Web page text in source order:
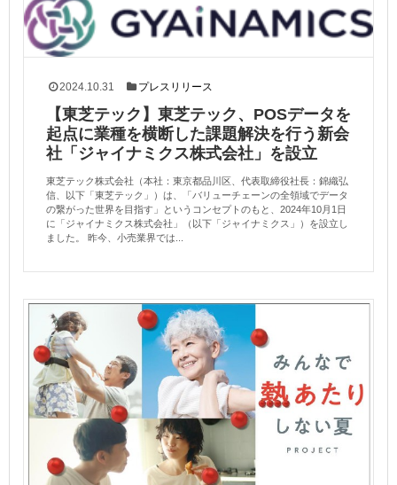
2024.10.31 プレスリリース
【東芝テック】東芝テック、POSデータを
起点に業種を横断した課題解決を行う新会
社「ジャイナミクス株式会社」を設立
東芝テック株式会社（本社：東京都品川区、代表取締役社長：錦織弘
信、以下「東芝テック」）は、「バリューチェーンの全領域でデータ
の繋がった世界を目指す」というコンセプトのもと、2024年10月1日
に「ジャイナミクス株式会社」（以下「ジャイナミクス」）を設立し
ました。 昨今、小売業界では...